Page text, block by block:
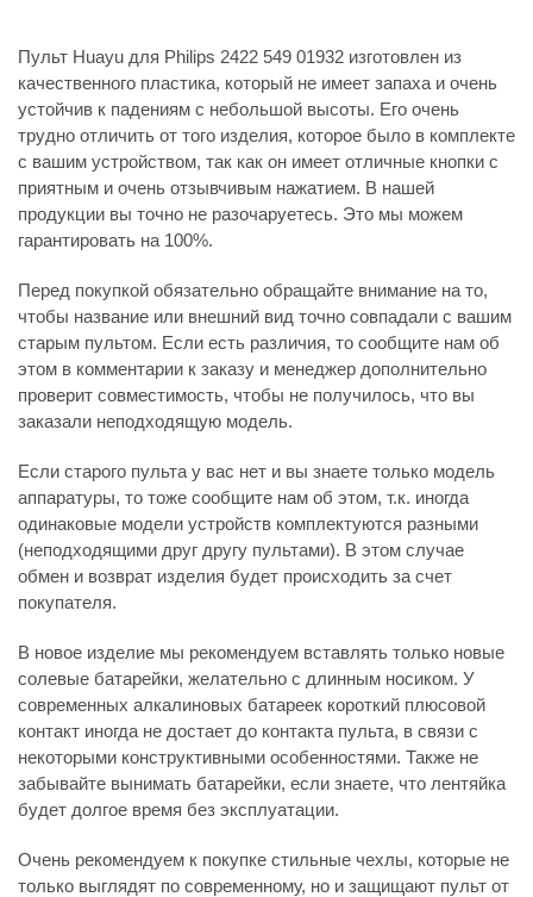
Пульт Huayu для Philips 2422 549 01932 изготовлен из
качественного пластика, который не имеет запаха и очень
устойчив к падениям с небольшой высоты. Его очень
трудно отличить от того изделия, которое было в комплекте
с вашим устройством, так как он имеет отличные кнопки с
приятным и очень отзывчивым нажатием. В нашей
продукции вы точно не разочаруетесь. Это мы можем
гарантировать на 100%.
Перед покупкой обязательно обращайте внимание на то,
чтобы название или внешний вид точно совпадали с вашим
старым пультом. Если есть различия, то сообщите нам об
этом в комментарии к заказу и менеджер дополнительно
проверит совместимость, чтобы не получилось, что вы
заказали неподходящую модель.
Если старого пульта у вас нет и вы знаете только модель
аппаратуры, то тоже сообщите нам об этом, т.к. иногда
одинаковые модели устройств комплектуются разными
(неподходящими друг другу пультами). В этом случае
обмен и возврат изделия будет происходить за счет
покупателя.
В новое изделие мы рекомендуем вставлять только новые
солевые батарейки, желательно с длинным носиком. У
современных алкалиновых батареек короткий плюсовой
контакт иногда не достает до контакта пульта, в связи с
некоторыми конструктивными особенностями. Также не
забывайте вынимать батарейки, если знаете, что лентяйка
будет долгое время без эксплуатации.
Очень рекомендуем к покупке стильные чехлы, которые не
только выглядят по современному, но и защищают пульт от